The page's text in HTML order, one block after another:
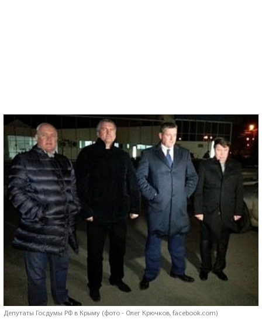
Депутаты Госдумы РФ в Крыму (фото - Олег Крючков, facebook.com)